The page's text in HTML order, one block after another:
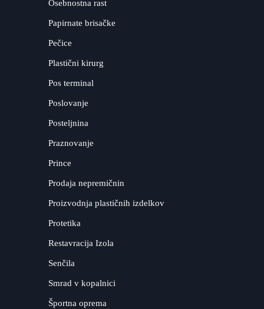
Osebnostna rast
Papirnate brisačke
Pečice
Plastični kirurg
Pos terminal
Poslovanje
Posteljnina
Praznovanje
Prince
Prodaja nepremičnin
Proizvodnja plastičnih izdelkov
Protetika
Restavracija Izola
Senčila
Smrad v kopalnici
Športna oprema